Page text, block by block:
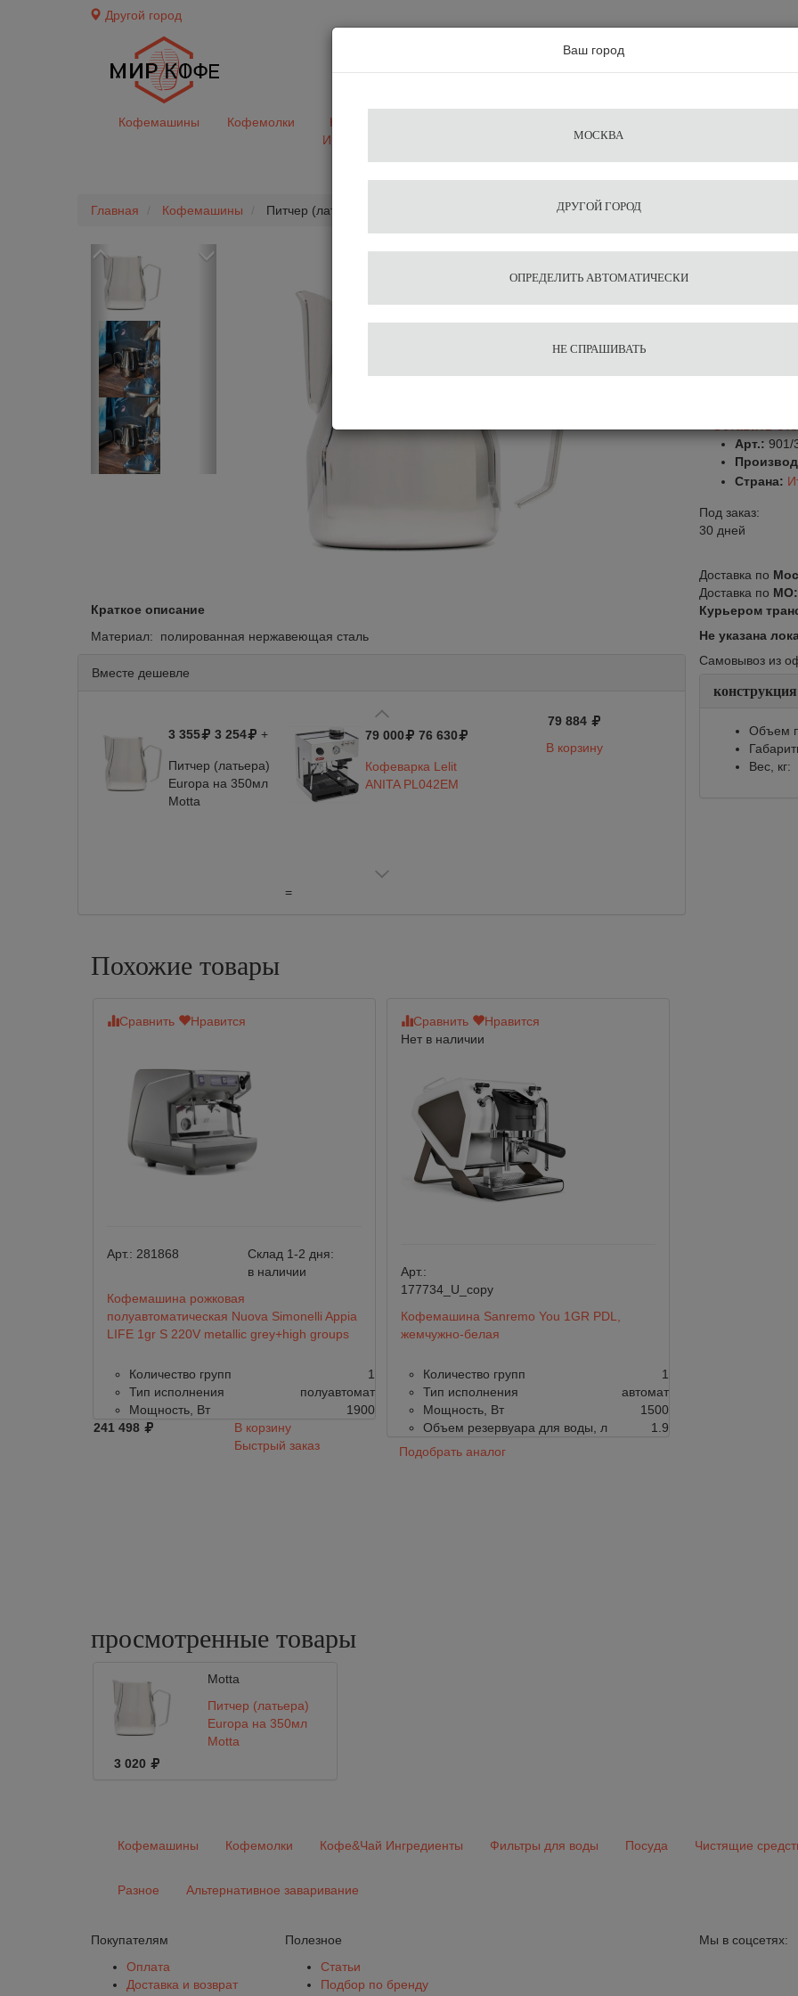
Другой город
Кофемашины Кофемолки
Кофе&Чай
Ингредиенты
средства
Главная Кофемашины Питчер (латьера) Europa на 350мл Motta
Previous
Краткое описание
Материал: полированная нержавеющая сталь
Вместе дешевле
3 355 3 254 +
Питчер (латьера)
Europa на 350мл
Motta
79 000 76 630
Кофеварка Lelit
ANITA PL042EM
=
79 884
В корзину
Похожие товары
Сравнить Нравится
Арт.: 281868
Склад 1-2 дня:
в наличии
Кофемашина рожковая
полуавтоматическая Nuova Simonelli Appia
LIFE 1gr S 220V metallic grey+high groups
Количество групп
1
Тип исполнения
полуавтомат
Мощность, Вт
1900
241 498
В корзину
Быстрый заказ
Сравнить
Нравится
Нет в наличии
Арт.:
177734_U_copy
Кофемашина Sanremo You 1GR PDL,
жемчужно-белая
Количество групп
1
Тип исполнения
автомат
Мощность, Вт
1500
Объем резервуара для воды, л
1.9
Подобрать аналог
350мл
Арт.: 901/
Страна:
Под заказ:
30 дней
Доставка по
Доставка по МО:
Курьером
Не указана
Самовывоз из
конструкция
Объем
Вес, кг:
просмотренные товары
Motta
Питчер (латьера)
Europa на 350мл
Motta
3 020
Ваш город
МОСКВА
ДРУГОЙ ГОРОД
ОПРЕДЕЛИТЬ АВТОМАТИЧЕСКИ
НЕ СПРАШИВАТЬ
Кофемашины Кофемолки Кофе&Чай Ингредиенты Фильтры для воды Посуда Чистящие
Разное Альтернативное заваривание
Покупателям
Оплата
Доставка и возврат
Полезное
Статьи
Подбор по бренду
Мы в соцсетях: